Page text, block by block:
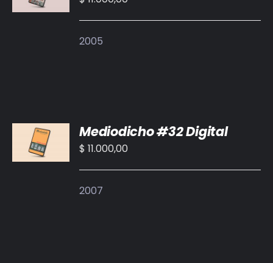
/
2005
AL
CARRITO
/
Mediodicho #32 Digital
$ 11.000,00
2007